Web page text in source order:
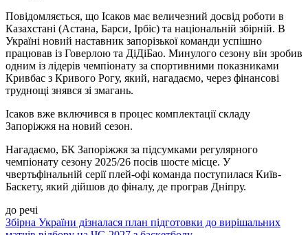
Повідомляється, що Ісаков має величезний досвід роботи в
Казахстані (Астана, Барси, Ірбіс) та національній збірній. В
Україні новий наставник запорізької команди успішно
працював із Говерлою та ДіДіБао. Минулого сезону він зробив
одним із лідерів чемпіонату за спортивними показниками
Кривбас з Кривого Рогу, який, нагадаємо, через фінансові
труднощі знявся зі змагань.
Ісаков вже включився в процес комплектації складу
Запоріжжя на новий сезон.
Нагадаємо, БК Запоріжжя за підсумками регулярного
чемпіонату сезону 2025/26 посів шосте місце. У
чвертьфінальній серії плей-офі команда поступилася Київ-
Баскету, який дійшов до фіналу, де програв Дніпру.
до речі
Збірна України дізналася план підготовки до вирішальних